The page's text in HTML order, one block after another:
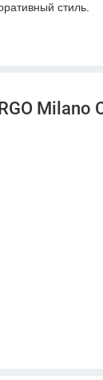
стиль.
Milano